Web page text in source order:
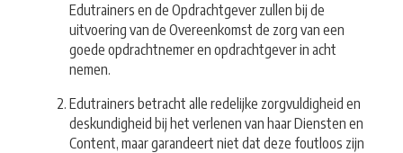
Edutrainers en de Opdrachtgever zullen bij de
uitvoering van de Overeenkomst de zorg van een
goede opdrachtnemer en opdrachtgever in acht
nemen.
Edutrainers betracht alle redelijke zorgvuldigheid en
deskundigheid bij het verlenen van haar Diensten en
Content, maar garandeert niet dat deze foutloos zijn